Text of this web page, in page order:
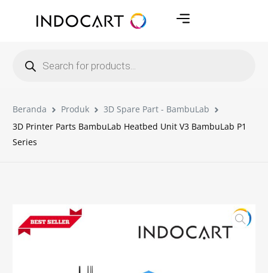
Beranda Produk
3D Spare Part - BambuLab
3D Printer Parts BambuLab Heatbed Unit V3 BambuLab P1
Series